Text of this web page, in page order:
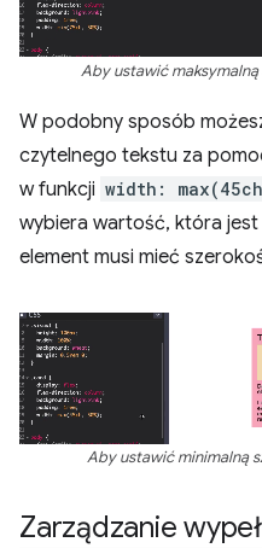
Aby ustawić
W podobny sposób
czytelnego tekstu za
w funkcji width:
wybiera wartość, która
element musi mieć
Aby ustawić minimalną
Zarządzanie